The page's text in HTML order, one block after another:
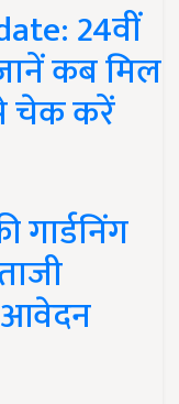
24वीं
कब मिल
चेक करें
गार्डनिंग
आवेदन